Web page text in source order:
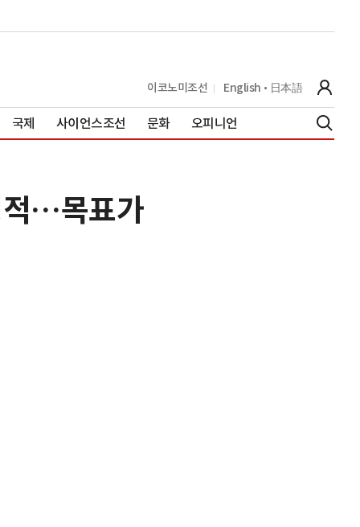
이코노미조선 English 日本語
국제 사이언스조선 문화 오피니언
적…목표가